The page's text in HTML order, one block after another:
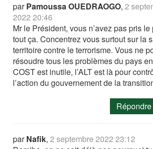
parPamoussa OUEDRAOGO,2
2022 20:46
Mr le Président, vous n’avez pas pris
tout ça. Concentrez vous surtout sur la
territoire contre le terrorisme. Vous ne
résoudre tous les problèmes du pays
COST est inutile, l’ALT est là pour
l’action du gouvernement de la
parNafik,2 septembre 2022 23:12